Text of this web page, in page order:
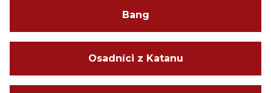
Bang
Osadníci z Katanu